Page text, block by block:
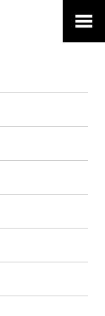
破壊検査装置
ト・オプティカ
のLasson
30年以上の歴史があ